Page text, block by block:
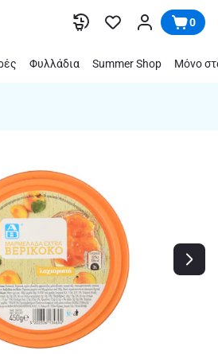
0
Φυλλάδια Summer Shop Μόνο